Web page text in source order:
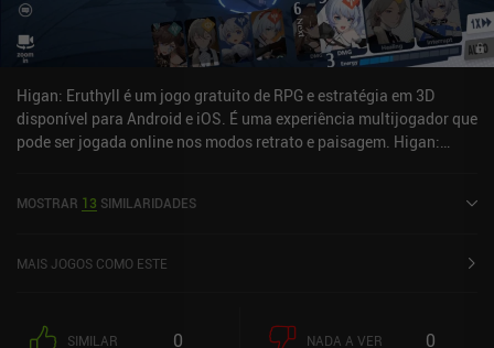
Higan: Eruthyll é um jogo gratuito de RPG e estratégia em 3D
disponível para Android e iOS. É uma experiência multijogador que
pode ser jogada online nos modos retrato e paisagem. Higan:
MOSTRAR 13 SIMILARIDADES
MAIS JOGOS COMO ESTE
SIMILAR 0 NADA A VER 0